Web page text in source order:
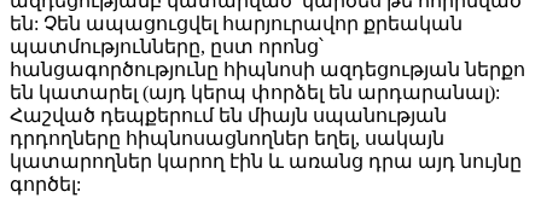
են: Չեն ապացուցվել հարյուրավոր քրեական
պատմությունները, ըստ որոնց՝
հանցագործությունը հիպնոսի ազդեցության ներքո
են կատարել (այդ կերպ փորձել են արդարանալ):
Հաշված դեպքերում են միայն սպանության
դրդողները հիպնոսացնողներ եղել, սակայն
կատարողներ կարող էին և առանց դրա այդ նույնը
գործել: